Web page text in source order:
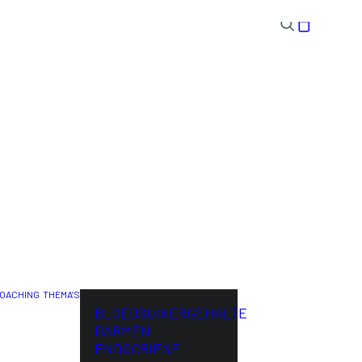
THEMA’S
BLOEDSUIKERGEHALTE
DARMEN
ENDOCRIENE